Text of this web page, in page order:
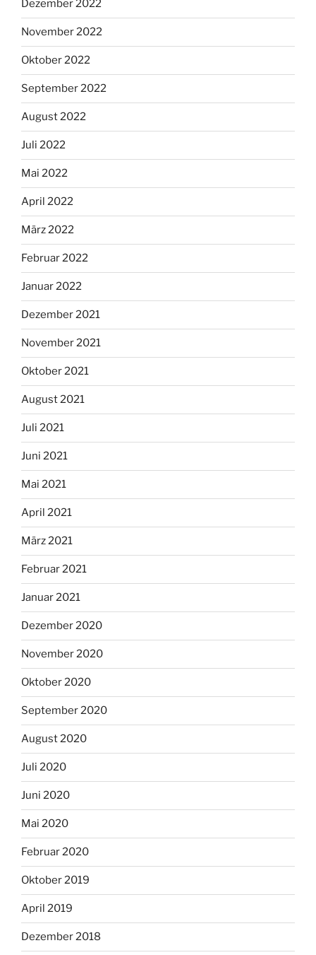
Dezember 2022
November 2022
Oktober 2022
September 2022
August 2022
Juli 2022
Mai 2022
April 2022
März 2022
Februar 2022
Januar 2022
Dezember 2021
November 2021
Oktober 2021
August 2021
Juli 2021
Juni 2021
Mai 2021
April 2021
März 2021
Februar 2021
Januar 2021
Dezember 2020
November 2020
Oktober 2020
September 2020
August 2020
Juli 2020
Juni 2020
Mai 2020
Februar 2020
Oktober 2019
April 2019
Dezember 2018